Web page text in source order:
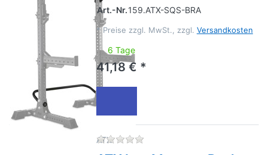
Art.-Nr.159.ATX-SQS-BRA
* Preise zzgl. MwSt., zzgl. Versandkosten
6 Tage
41,18 € *
ATX Zu diesem Produkt liegen